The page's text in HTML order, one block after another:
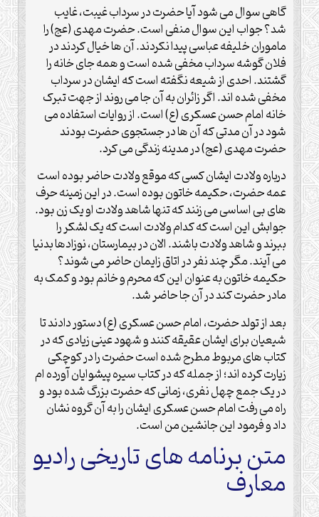
گاهی سوال می شود آیا حضرت در سرداب غیبت، غایب
شد؟ جواب این سوال منفی است. حضرت مهدی (عج) را
ماموران خلیفه عباسی پیدا نکردند. آن ها خیال کردند در
فلان گوشه سرداب مخفی شده است و همه جای خانه را
گشتند. احدی از شیعه نگفته است که ایشان در سرداب
مخفی شده اند. اگر زائران به آن جا می روند از جهت تبرک
خانه امام حسن عسکری (ع) است. از روایات استفاده می
شود در آن مدتی که آن ها در جستجوی حضرت بودند
حضرت مهدی (عج) در مدینه زندگی می کرد.
درباره ولادت ایشان کسی که موقع ولادت حاضر بوده است
عمه حضرت، حکیمه خاتون بوده است. در این زمینه حرف
های بی اساسی می زنند که تنها شاهد ولادت او یک زن بود.
جوابش این است که کدام ولادت است که یک لشکر را
ببرند و شاهد ولادت باشند. الان در بیمارستان، نوزادها بدنیا
می آیند. مگر چند نفر در اتاق زایمان حاضر می شوند؟
حکیمه خاتون به عنوان این که محرم و خانم بود و کمک به
مادر حضرت کند در آن جا حاضر شد.
بعد از تولد حضرت، امام حسن عسکری (ع) دستور دادند تا
شیعیان برای ایشان عقیقه کنند و شهود عینی زیادی که در
کتاب های مربوط مطرح شده است حضرت را در کوچکی
زیارت کرده اند؛ از جمله که در کتاب سیره پیشوایان آورده ام
در یک جمع چهل نفری، زمانی که حضرت بزرگ شده بود و
راه می رفت امام حسن عسکری ایشان را به آن گروه نشان
داد و فرمود این جانشین من است.
متن برنامه های تاریخی رادیو
معارف